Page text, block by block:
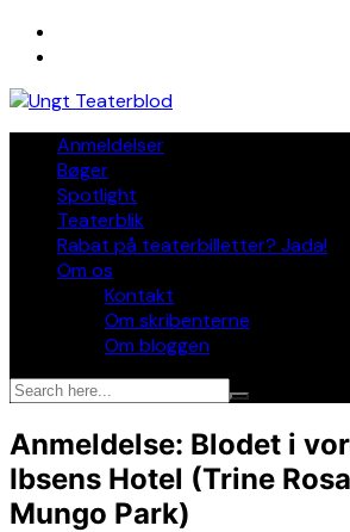
Skip
Anmeldelser
Bøger
Spotlight
Teaterblik
Rabat på teaterbilletter? Jada!
Om os
Kontakt
Om skribenterne
Om bloggen
Anmeldelse: Blodet i
Ibsens Hotel (Trine
Mungo Park)